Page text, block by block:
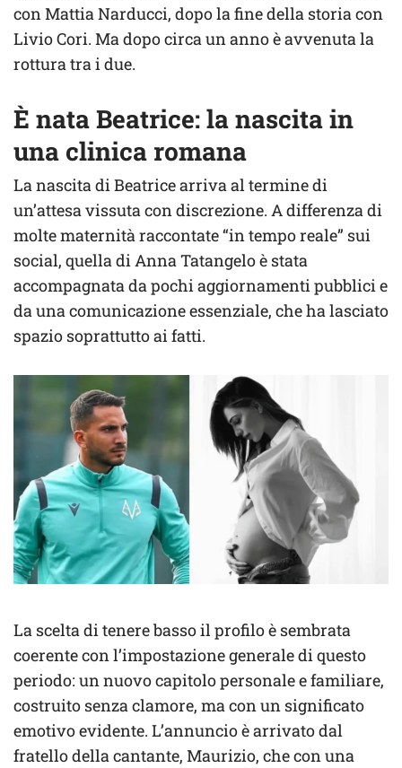
con Mattia Narducci, dopo la fine della storia con
Livio Cori. Ma dopo circa un anno è avvenuta la
rottura tra i due.
È nata Beatrice: la nascita in
una clinica romana
La nascita di Beatrice arriva al termine di
un’attesa vissuta con discrezione. A differenza di
molte maternità raccontate “in tempo reale” sui
social, quella di Anna Tatangelo è stata
accompagnata da pochi aggiornamenti pubblici e
da una comunicazione essenziale, che ha lasciato
spazio soprattutto ai fatti.
La scelta di tenere basso il profilo è sembrata
coerente con l’impostazione generale di questo
periodo: un nuovo capitolo personale e familiare,
costruito senza clamore, ma con un significato
emotivo evidente. L’annuncio è arrivato dal
fratello della cantante, Maurizio, che con una